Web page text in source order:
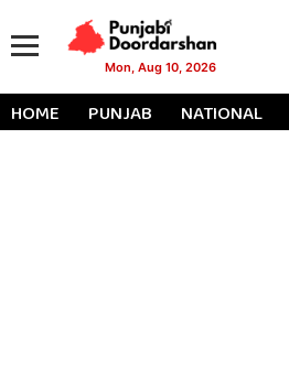
Mon, Aug 10, 2026
HOME PUNJAB NATIONAL